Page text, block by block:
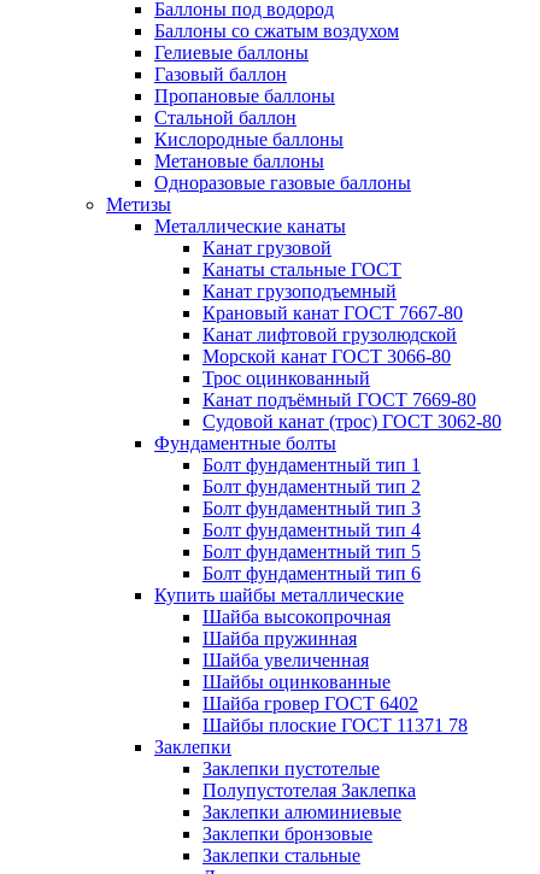
Баллоны под водород
Баллоны со сжатым воздухом
Гелиевые баллоны
Газовый баллон
Пропановые баллоны
Стальной баллон
Кислородные баллоны
Метановые баллоны
Одноразовые газовые баллоны
Метизы
Металлические канаты
Канат грузовой
Канаты стальные ГОСТ
Канат грузоподъемный
Крановый канат ГОСТ 7667-80
Канат лифтовой грузолюдской
Морской канат ГОСТ 3066-80
Трос оцинкованный
Канат подъёмный ГОСТ 7669-80
Судовой канат (трос) ГОСТ 3062-80
Фундаментные болты
Болт фундаментный тип 1
Болт фундаментный тип 2
Болт фундаментный тип 3
Болт фундаментный тип 4
Болт фундаментный тип 5
Болт фундаментный тип 6
Купить шайбы металлические
Шайба высокопрочная
Шайба пружинная
Шайба увеличенная
Шайбы оцинкованные
Шайба гровер ГОСТ 6402
Шайбы плоские ГОСТ 11371 78
Заклепки
Заклепки пустотелые
Полупустотелая Заклепка
Заклепки алюминиевые
Заклепки бронзовые
Заклепки стальные